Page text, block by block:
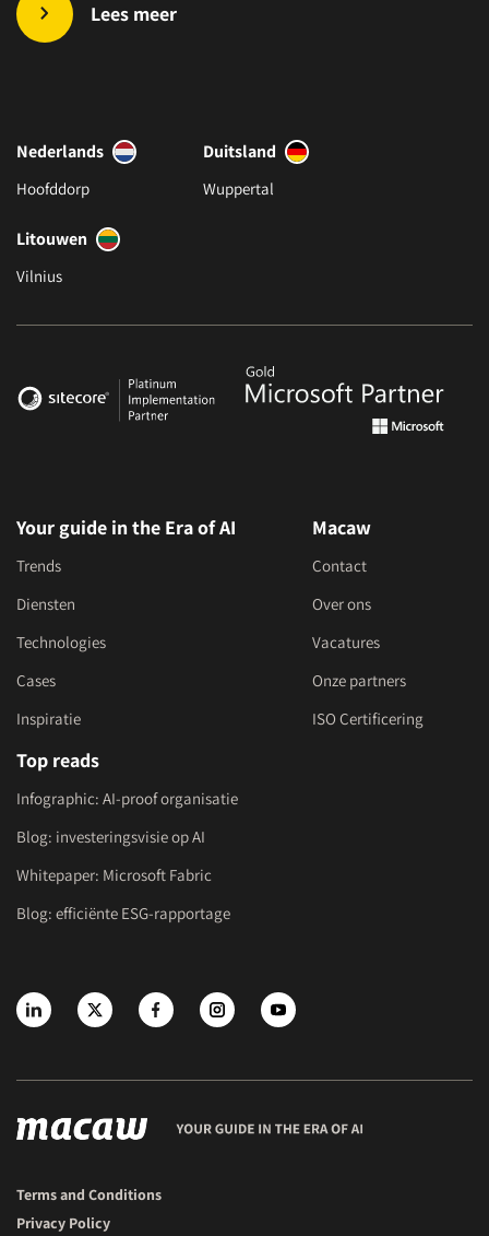
Lees meer
Nederlands
Hoofddorp
Duitsland
Wuppertal
Litouwen
Vilnius
Your guide in the Era of AI
Trends
Diensten
Technologies
Cases
Inspiratie
Macaw
Contact
Over ons
Vacatures
Onze partners
ISO Certificering
Top reads
Infographic: AI-proof organisatie
Blog: investeringsvisie op AI
Whitepaper: Microsoft Fabric
Blog: efficiënte ESG-rapportage
Terms and Conditions
Privacy Policy